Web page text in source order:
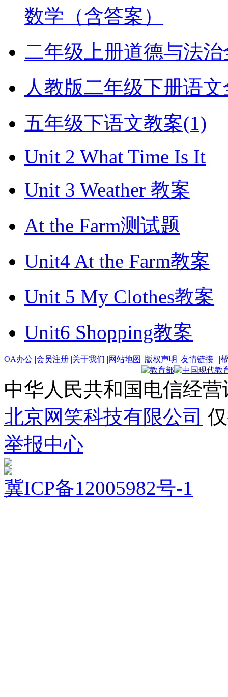
数学（含答案）
二年级上册道德与法
人教版二年级下册语
五年级下语文教案(1)
Unit 2 What Time Is It
Unit 3 Weather 教案
At the Farm测试题
Unit4 At the Farm教案
Unit 5 My Clothes教案
Unit6 Shopping教案
OA办公 |会员注册 |关于我们 |网站地图 |版权声明 |友情链接 | |
中华人民共和国电信经营
北京网笑科技有限公司
举报中心
冀ICP备12005982号-1